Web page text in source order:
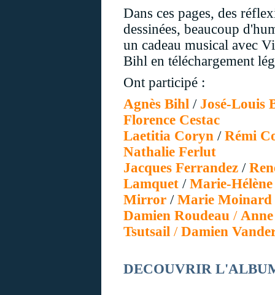
Dans ces pages, des
dessinées, beaucoup
un cadeau musical avec
Bihl en téléchargement
Ont participé :
Agnès Bihl / José-Louis
Florence Cestac
Laetitia Coryn / Rémi
Nathalie Ferlut
Jacques Ferrandez /
Lamquet / Marie-
Mirror / Marie Moinard
Damien Roudeau /
Tsutsail / Damien
DECOUVRIR